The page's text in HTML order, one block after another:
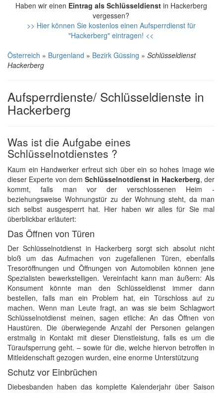
Haben wir einen Eintrag als Schlüsseldienstin Hackerberg
vergessen?
>> Hier können Sie kostenlos einen Aufsperrdienst für
"Hackerberg" eintragen! <<
Österreich » Burgenland » Bezirk Güssing » Schlüsseldienst
Hackerberg
Aufsperrdienste/ Schlüsseldienste in
Hackerberg
Was ist die Aufgabe eines
Schlüsselnotdienstes ?
Kaum ein Handwerker erfreut sich über ein so hohes Image wie
dieser Experte von demSchlüsselnotdienst in Hackerberg, der
kommt, falls man vor der verschlossenen Heim -
beziehungsweise Wohnungstür zu der Wohnung steht, da man
sich selbst ausgesperrt hat. Hier haben wir alles für Sie mal
überblickbar erläutert:
Das Öffnen von Türen
Der Schlüsselnotdienst in Hackerberg sorgt sich absolut nicht
bloß um das Aufmachen von zugefallenen Türen, ebenfalls
Tresoröffnungen und Öffnungen von Automobilen können jene
Spezialisten bewerkstelligen. Vereinfacht kann man äußern: Als
Konsument könnte man den Schlüsseldienst immer dann
bestellen, falls man ein Problem hat, ein Türschloss auf zu
machen. Wenn man Leute fragt, an was sie beim Schlagwort
Schlüsselnotdienst meinen, sagen etliche: An das Öffnen von
Haustüren. Die überwiegende Anzahl der Personen gelangen
erstmalig in Kontakt mit dieser Dienstleistung, falls es um die
Türaufsperrung geht. – sowie für die, welche hiervon betroffen in
Mitleidenschaft gezogen wurden, eine enorme Unterstützung
Schutz vor Einbrüchen
Diebesbanden haben das komplette Kalenderjahr über Saison